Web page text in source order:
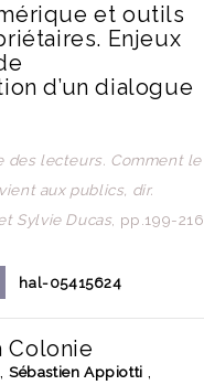
et outils
Enjeux
d’un dialogue
des lecteurs. Comment le
aux publics, dir.
Sylvie Ducas , pp.199-216,
hal-05415624
Colonie
Sébastien Appiotti ,